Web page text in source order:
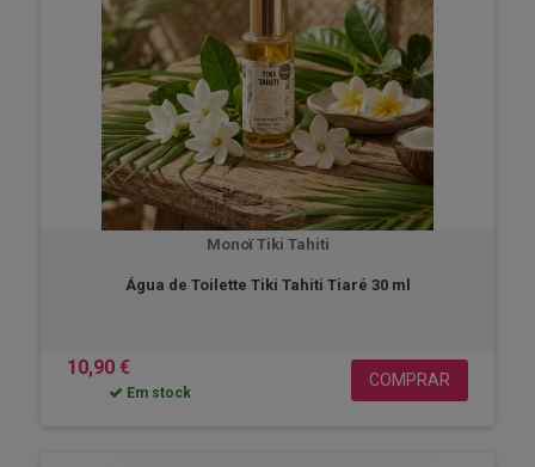
Monoï Tiki Tahiti
Água de Toilette Tiki Tahiti Tiaré 30 ml
10,90 €
Em stock
COMPRAR